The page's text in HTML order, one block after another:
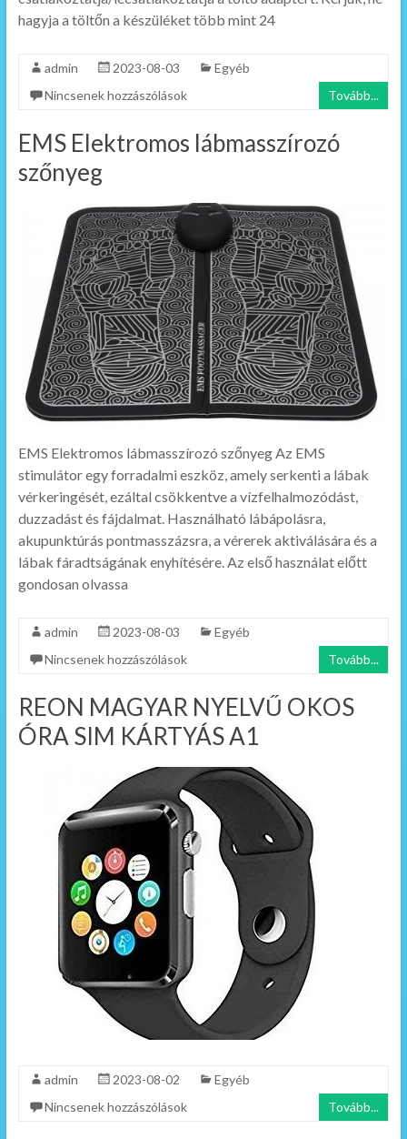
hagyja a töltőn a készüléket több mint 24
admin 2023-08-03
Egyéb
Nincsenek hozzászólások
Tovább...
EMS Elektromos lábmasszírozó
szőnyeg
EMS Elektromos lábmasszírozó szőnyeg Az EMS
stimulátor egy forradalmi eszköz, amely serkenti a lábak
vérkeringését, ezáltal csökkentve a vízfelhalmozódást,
duzzadást és fájdalmat. Használható lábápolásra,
akupunktúrás pontmasszázsra, a vérerek aktiválására és a
lábak fáradtságának enyhítésére. Az első használat előtt
gondosan olvassa
admin 2023-08-03
Egyéb
Nincsenek hozzászólások
Tovább...
REON MAGYAR NYELVŰ OKOS
ÓRA SIM KÁRTYÁS A1
admin 2023-08-02
Egyéb
Nincsenek hozzászólások
Tovább...